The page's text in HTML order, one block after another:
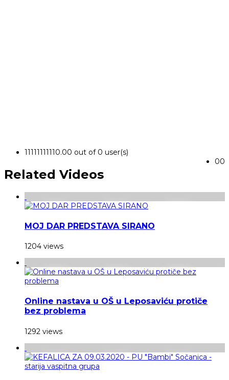
11111111110.00 out of 0 user(s)
00
Related Videos
MOJ DAR PREDSTAVA SIRANO
1204 views
Online nastava u OŠ u Leposaviću protiče
bez problema
1292 views